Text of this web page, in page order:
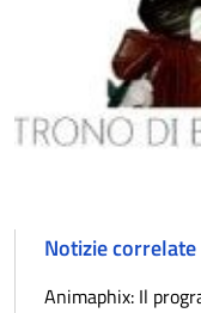
Notizie correlate
Animaphix: Il